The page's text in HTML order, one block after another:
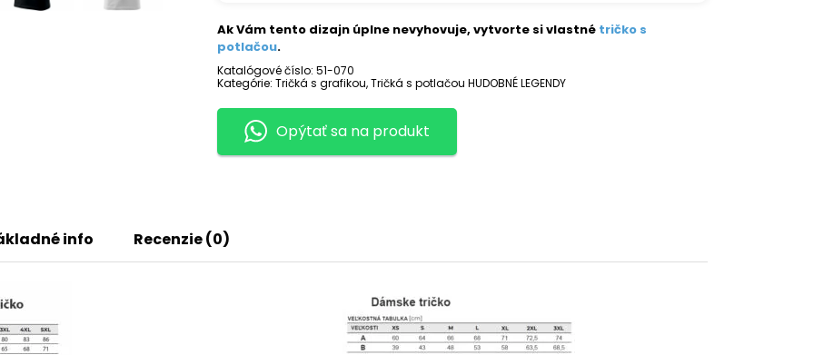
CENT
Ak Vám tento dizajn úplne nevyhovuje, vytvorte si vlastné tričko s
potlačou.
Katalógové číslo: 51-070
Kategórie: Tričká s grafikou,Tričká s potlačou HUDOBNÉ LEGENDY
Opýtať sa na produkt
info Recenzie (0)